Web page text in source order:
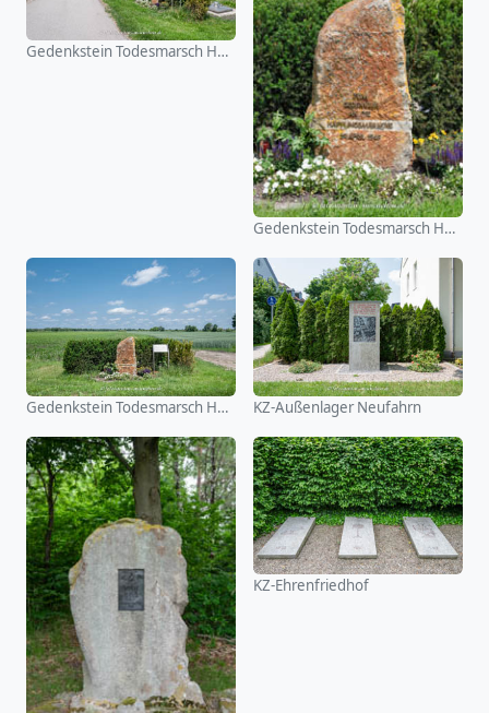
Gedenkstein Todesmarsch Hallbergmoos
Gedenkstein Todesmarsch Hallbergmoos
Gedenkstein Todesmarsch Hallbergmoos KZ-Außenlager Neufahrn
KZ-Ehrenfriedhof